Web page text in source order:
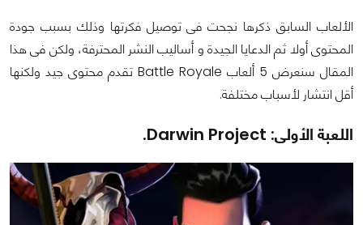
الألعاب السابق ذكرها نجحت فى توصيل فكرتها وذلك بسبب جودة
المحتوى أولا ثم الدعايا الجيدة و أساليب النشر المحترفة، ولكن فى هذا
المقال سنعرض 5 ألعاب Battle Royale تقدم محتوى جيد ولكنها
أقل انتشار لأسباب مختلفة.
اللعبة الأولى: Darwin Project.